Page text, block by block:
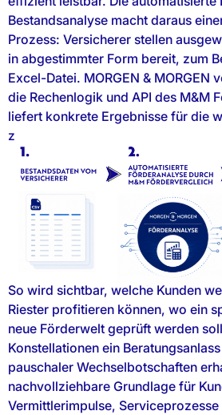
Bestandsanalyse macht daraus
Prozess: Versicherer stellen
in abgestimmter Form bereit, zum
Excel-Datei. MORGEN & MORGEN
die Rechenlogik und API des M&M
liefert konkrete Ergebnisse für die
zurück.
So wird sichtbar, welche Kunden
Riester profitieren können, wo ein
neue Förderwelt geprüft werden
Konstellationen ein
pauschaler Wechselbotschaften
nachvollziehbare Grundlage für
Vermittlerimpulse,